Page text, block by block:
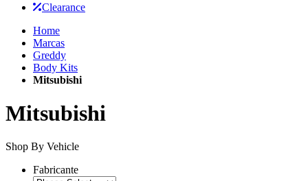
Clearance
Home
Marcas
Greddy
Body Kits
Mitsubishi
Mitsubishi
Shop By Vehicle
Fabricante